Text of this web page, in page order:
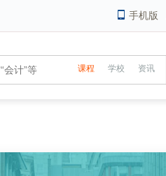
手机版
课程 学校 资讯